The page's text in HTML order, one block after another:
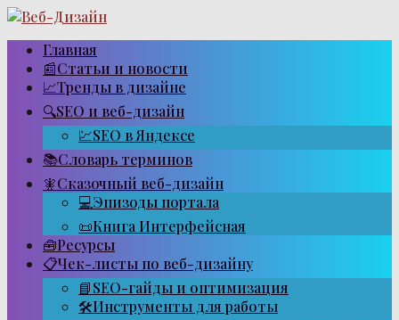
Перейти
контентуГлавная
📰Статьи и новости
📈Тренды в дизайне
🔍SEO и веб-дизайн
💹SEO в Яндексе
📚Словарь терминов
🧚Сказочный веб-дизайн
💻Эпизоды портала
📜Книга Интерфейсная
🧰Ресурсы
📋Чек-листы по веб-дизайну
📘SEO-гайды и оптимизация
🛠Инструменты для работы